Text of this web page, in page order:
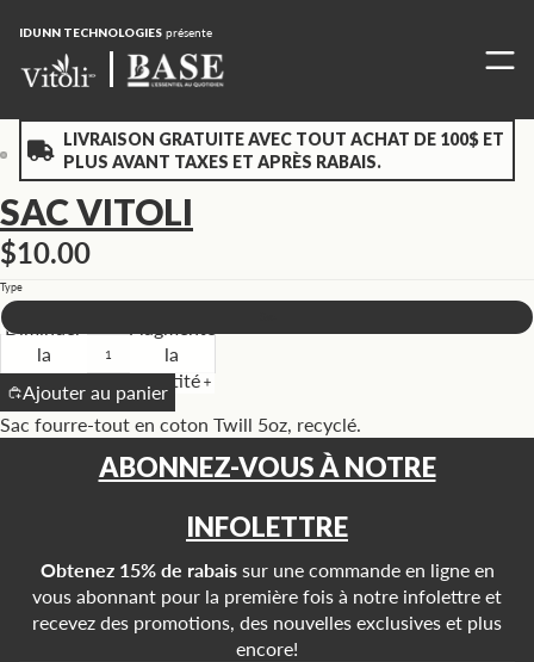
IDUNN TECHNOLOGIES présente
LIVRAISON GRATUITE AVEC TOUT ACHAT DE 100$ ET
PLUS AVANT TAXES ET APRÈS RABAIS.
Ouvrir
l’image
en
plein
écran
Ouvrir
l’image
en
plein
écran
SAC VITOLI
$10.00
Type
Diminuer
la
quantité
la
quantité
Ajouter au panier
Sac fourre-tout en coton Twill 5oz, recyclé.
ABONNEZ-VOUS À NOTRE
INFOLETTRE
Obtenez 15% de rabais sur une commande en ligne en
vous abonnant pour la première fois à notre infolettre et
recevez des promotions, des nouvelles exclusives et plus
encore!